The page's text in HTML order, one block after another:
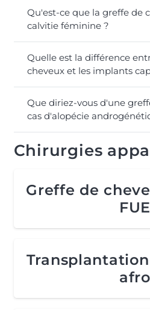
Qu'est-ce que la greffe de
calvitie féminine ?
Quelle est la différence
cheveux et les implants
Que diriez-vous d'une
cas d'alopécie
Chirurgies
Greffe de
FUE
afro